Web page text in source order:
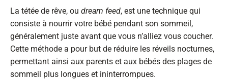
La tétée de rêve, ou dream feed, est une technique qui
consiste à nourrir votre bébé pendant son sommeil,
généralement juste avant que vous n’alliez vous coucher.
Cette méthode a pour but de réduire les réveils nocturnes,
permettant ainsi aux parents et aux bébés des plages de
sommeil plus longues et ininterrompues.